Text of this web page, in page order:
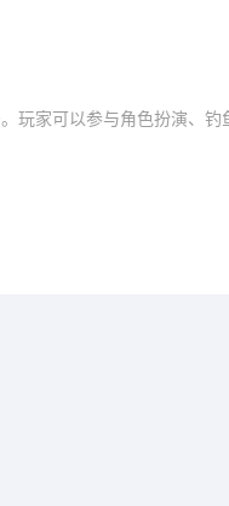
玩家可以参与角色扮演、钓